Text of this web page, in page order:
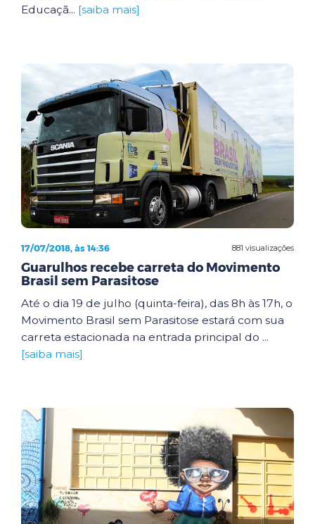
Educaçã... [saiba mais]
881 visualizações
17/07/2018, às 14:36
Guarulhos recebe carreta do Movimento
Brasil sem Parasitose
Até o dia 19 de julho (quinta-feira), das 8h às 17h, o
Movimento Brasil sem Parasitose estará com sua
carreta estacionada na entrada principal do ...
[saiba mais]